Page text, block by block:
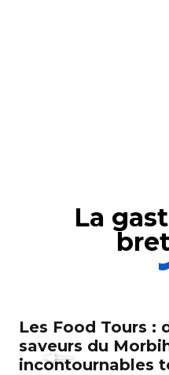
La
Les Food Tours :
saveurs du
incontournables